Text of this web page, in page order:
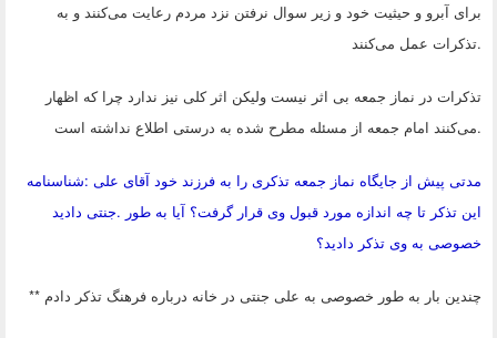
برای آبرو و حیثیت خود و زیر سوال نرفتن نزد مردم رعایت می‌کنند و به
تذکرات عمل می‌کنند.
تذکرات در نماز جمعه بی اثر نیست ولیکن اثر کلی نیز ندارد چرا که اظهار
می‌کنند امام جمعه از مسئله مطرح شده به درستی اطلاع نداشته است.
شناسنامه: مدتی پیش از جایگاه نماز جمعه تذکری را به فرزند خود آقای علی
جنتی دادید. این تذکر تا چه اندازه مورد قبول وی قرار گرفت؟ آیا به طور
خصوصی به وی تذکر دادید؟
** چندین بار به طور خصوصی به علی جنتی در خانه درباره فرهنگ تذکر دادم